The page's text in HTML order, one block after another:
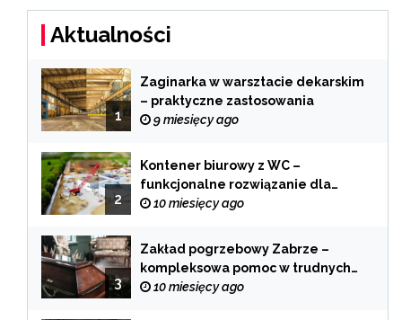
Aktualności
1
Zaginarka w warsztacie dekarskim
– praktyczne zastosowania
9 miesięcy ago
2
Kontener biurowy z WC –
funkcjonalne rozwiązanie dla
każdej branży
10 miesięcy ago
3
Zakład pogrzebowy Zabrze –
kompleksowa pomoc w trudnych
chwilach
10 miesięcy ago